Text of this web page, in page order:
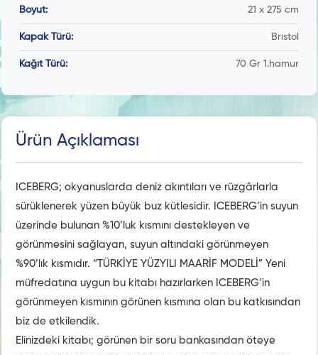
Boyut: 21 x 275 cm
Kapak Türü: Brıstol
Kağıt Türü: 70 Gr 1.hamur
Ürün Açıklaması
ICEBERG; okyanuslarda deniz akıntıları ve rüzgârlarla
sürüklenerek yüzen büyük buz kütlesidir. ICEBERG’in suyun
üzerinde bulunan %10’luk kısmını destekleyen ve
görünmesini sağlayan, suyun altındaki görünmeyen
%90’lık kısmıdır. “TÜRKİYE YÜZYILI MAARİF MODELİ” Yeni
müfredatına uygun bu kitabı hazırlarken ICEBERG’in
görünmeyen kısmının görünen kısmına olan bu katkısından
biz de etkilendik.
Elinizdeki kitabı; görünen bir soru bankasından öteye